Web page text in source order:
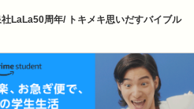
LaLa50周年/ トキメキ思いだすバイブル